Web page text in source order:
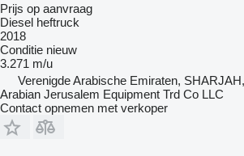
Prijs op aanvraag
Diesel heftruck
2018
Conditie nieuw
3.271 m/u
Verenigde Arabische Emiraten,
Arabian Jerusalem Equipment Trd Co LLC
Contact opnemen met verkoper